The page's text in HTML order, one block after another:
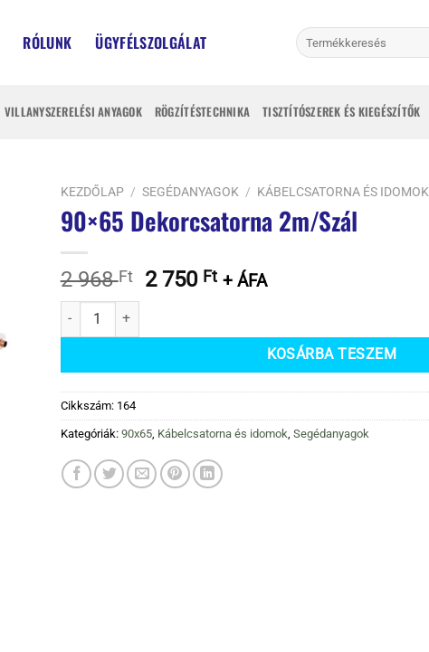
RÓLUNK ÜGYFÉLSZOLGÁLAT
Keresés
a
VILLANYSZERELÉSI ANYAGOK RÖGZÍTÉSTECHNIKA TISZTÍTÓSZEREK ÉS KIEGÉSZÍTŐK
KEZDŐLAP / SEGÉDANYAGOK / KÁBELCSATORNA ÉS IDOMOK
90×65 Dekorcsatorna 2m/Szál
2 968Ft
Original
2
2 750 FtCurrent
2
750 Ft.
+ ÁFA
90x65 Dekorcsatorna 2m/Szál mennyiség
KOSÁRBA TESZEM
Cikkszám: 164
Kategóriák: 90x65, Kábelcsatorna és idomok Segédanyagok